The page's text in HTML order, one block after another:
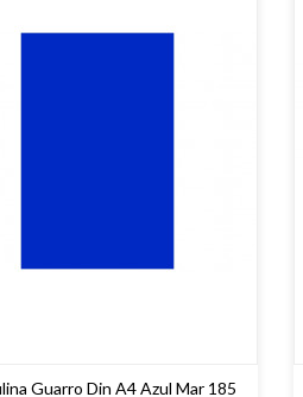
Guarro Din A4 Azul Mar 185